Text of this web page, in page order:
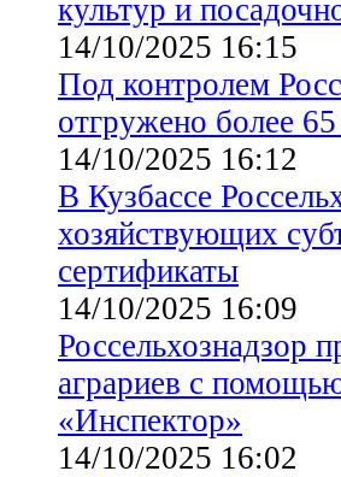
культур и
14/10/2025 16:15
Под контролем
отгружено более
14/10/2025 16:12
В Кузбассе
хозяйствующих
сертификаты
14/10/2025 16:09
Россельхознадзор
аграриев с
«Инспектор»
14/10/2025 16:02